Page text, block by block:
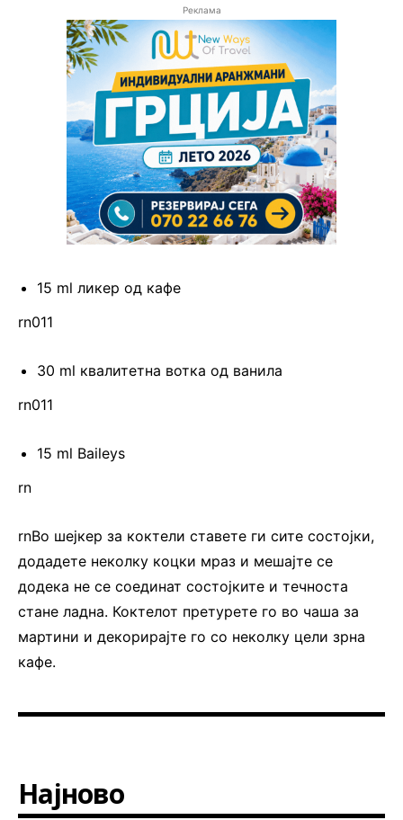
Реклама
15 ml ликер од кафе
rn011
30 ml квалитетна вотка од ванила
rn011
15 ml Baileys
rn
rnВо шејкер за коктели ставете ги сите состојки,
додадете неколку коцки мраз и мешајте се
додека не се соединат состојките и течноста
стане ладна. Коктелот претурете го во чаша за
мартини и декорирајте го со неколку цели зрна
кафе.
Најново